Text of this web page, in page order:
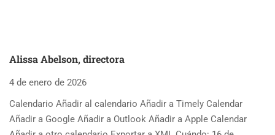
Alissa Abelson, directora
4 de enero de 2026
Calendario Añadir al calendario Añadir a Timely Calendar
Añadir a Google Añadir a Outlook Añadir a Apple Calendar